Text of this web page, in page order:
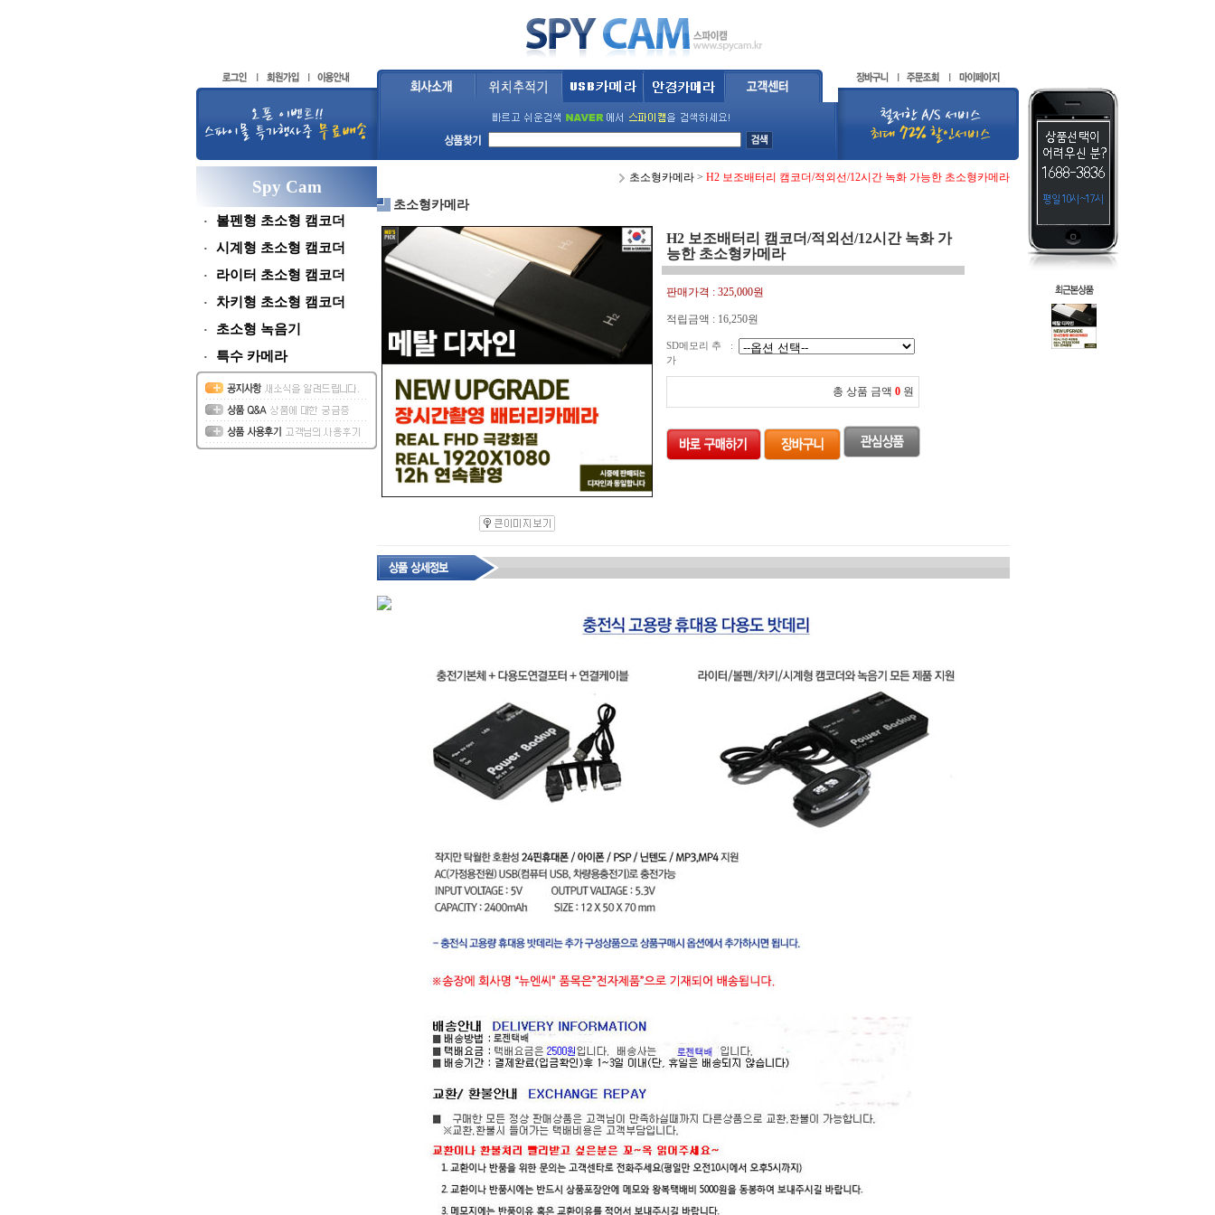
Spy Cam
볼펜형 초소형 캠코더
시계형 초소형 캠코더
라이터 초소형 캠코더
차키형 초소형 캠코더
초소형 녹음기
특수 카메라
초소형카메라 > H2 보조배터리 캠코더/적외선/12시간 녹화 가능한 초소형카메라
초소형카메라
H2 보조배터리 캠코더/적외선/12시간 녹화 가
능한 초소형카메라
판매가격 : 325,000원
적립금액 : 16,250원
SD메모리 추
가
:
총 상품 금액 0 원